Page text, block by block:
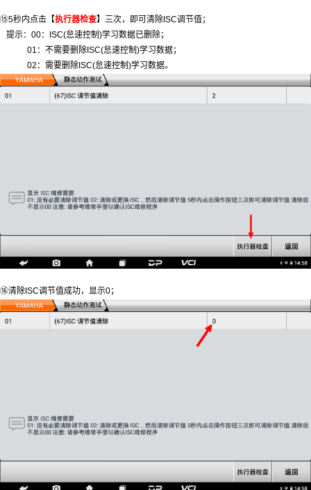
⑮5秒内点击【执行器检查】三次，即可清除ISC调节值；
提示：00：ISC(怠速控制)学习数据已删除；
01：不需要删除ISC(怠速控制)学习数据；
02：需要删除ISC(怠速控制)学习数据。
⑯清除ISC调节值成功，显示0；